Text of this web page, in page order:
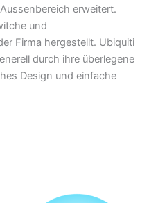
erweitert.
und
Firma hergestellt. Ubiquiti
durch ihre überlegene
Design und einfache